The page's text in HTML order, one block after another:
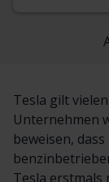
Tesla gilt
Unternehmen
beweisen,
Tesla erstmals